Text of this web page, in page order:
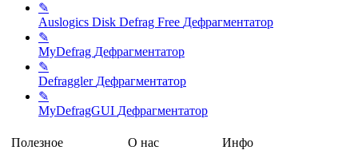
✎
Auslogics Disk Defrag Free Дефрагментатор
✎
MyDefrag Дефрагментатор
✎
Defraggler Дефрагментатор
✎
MyDefragGUI Дефрагментатор
Полезное
О нас
Инфо